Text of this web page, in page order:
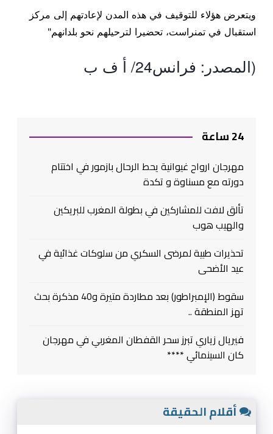
ويتعرض هؤلاء للتوقيف في هذه المدن لإعادتهم إلى مركز
استقبال في تمنراست، تحضيرا لترحيلهم نحو بلدانهم"
(المصدر: فرانس24/ أ ف ب
24 ساعة
مهرجان ارواح غيوانية يحط الرحال بازمور في اختتام
دورته مع مسناوة و تكدة
تألق لافت للمشاركين في بطولة المغرب للبريكين
والهيب هوب
تحذيرات طبية لمرضى السكري من سلوكات غذائية في
عيد الأضحى
سقوط (الإمبراطور) بعد مطاردة متيرة و40 مذكرة بحث
تهز المنطقة ..
فيريال زياري تبرز سحر القفطان المغربي في مهرجان
كان السينمائي ****
أقلام الحقيقة